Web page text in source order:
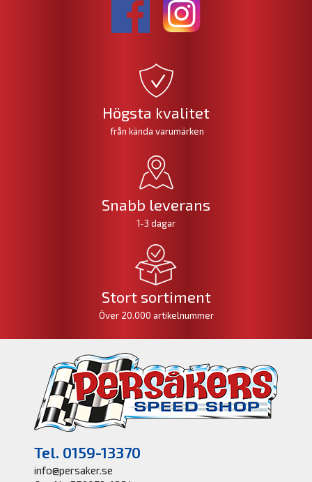
Högsta kvalitet
från kända varumärken
Snabb leverans
1-3 dagar
Stort sortiment
Över 20.000 artikelnummer
Tel. 0159-13370
info@persaker.se